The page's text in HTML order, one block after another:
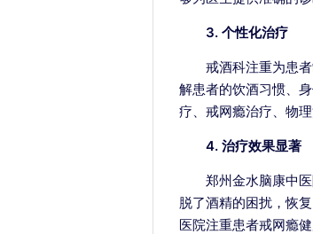
3. 个性化治疗
戒酒科注重为患
解患者的饮酒习惯、
疗、戒网瘾治疗、物
4. 治疗效果显著
郑州金水脑康中
脱了酒精的困扰，恢
医院注重患者戒网瘾